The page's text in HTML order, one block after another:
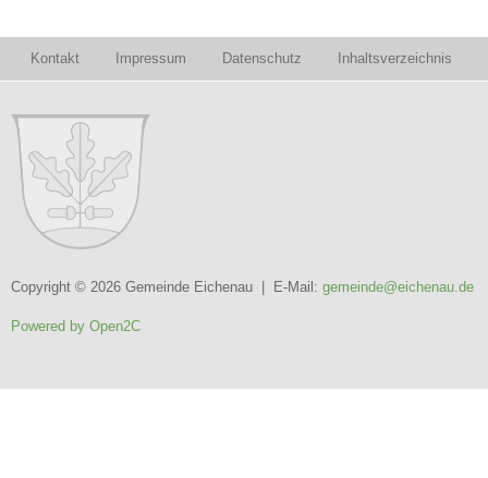
Kontakt Impressum Datenschutz Inhaltsverzeichnis
Copyright © 2026 Gemeinde Eichenau | E-Mail: gemeinde@eichenau.de
Powered by Open2C